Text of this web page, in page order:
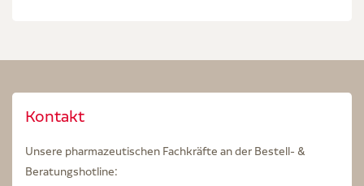
Kontakt
Unsere pharmazeutischen Fachkräfte an der Bestell- &
Beratungshotline: